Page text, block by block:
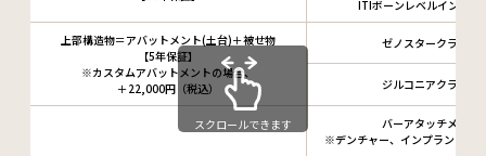
ITIボーンレベルインプラ
上部構造物＝アバットメント(土台)＋被せ物
【5年保証】
※カスタムアバットメントの場合、
＋22,000円（税込）
ゼノスタークラウン
ジルコニアクラウン
バーアタッチメント
※デンチャー、インプラント4本
スクロールできます